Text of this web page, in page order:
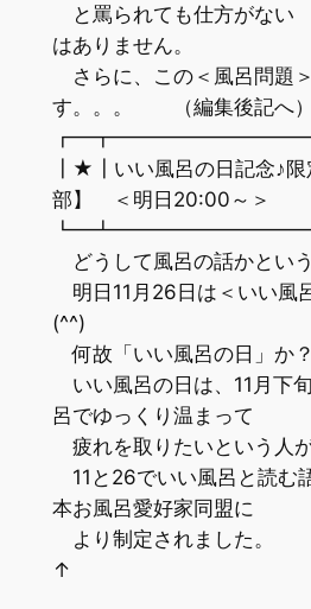
と罵られても仕方がない
はありません。
さらに、この＜風呂問題
す。。。 （編集後記へ）
┃★┃いい風呂の日記念♪限
部】 ＜明日20:00～＞
どうして風呂の話かとい
明日11月26日は＜いい風
(^^)
何故「いい風呂の日」か？
いい風呂の日は、11月下
呂でゆっくり温まって
疲れを取りたいという人が
11と26でいい風呂と読む
本お風呂愛好家同盟に
より制定さ
↑